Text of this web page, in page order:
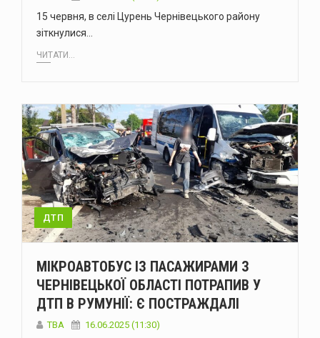
15 червня, в селі Цурень Чернівецького району
зіткнулися…
ЧИТАТИ...
ДТП
МІКРОАВТОБУС ІЗ ПАСАЖИРАМИ З
ЧЕРНІВЕЦЬКОЇ ОБЛАСТІ ПОТРАПИВ У
ДТП В РУМУНІЇ: Є ПОСТРАЖДАЛІ
ТВА 16.06.2025 (11:30)